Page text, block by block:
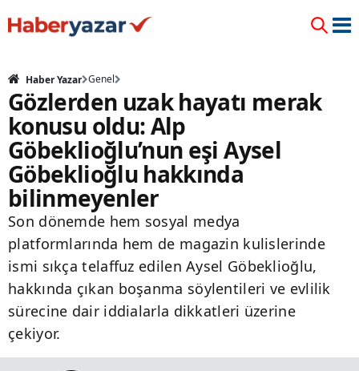
Haber Yazar Genel
Gözlerden uzak hayatı merak
konusu oldu: Alp
Göbeklioğlu’nun eşi Aysel
Göbeklioğlu hakkında
bilinmeyenler
Son dönemde hem sosyal medya
platformlarında hem de magazin kulislerinde
ismi sıkça telaffuz edilen Aysel Göbeklioğlu,
hakkında çıkan boşanma söylentileri ve evlilik
sürecine dair iddialarla dikkatleri üzerine
çekiyor.